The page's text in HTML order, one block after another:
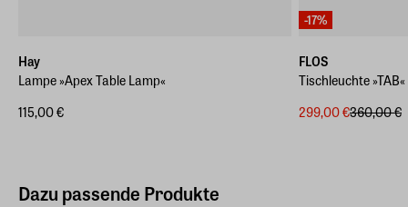
EAN
8059607001288
Hay
Lampe »Apex Table Lamp«
115,00 €
-17%
FLOS
Tischleuchte »TAB«
299,00 €360,00 €
Dazu passende Produkte